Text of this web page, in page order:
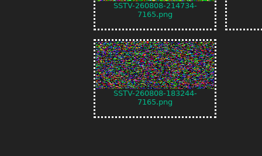
SSTV-260808-214734-
7165.png
SSTV-260808-183244-
7165.png